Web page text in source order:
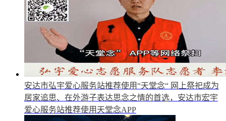
安达市弘宇爱心服务站推荐使用“天堂念“ 网上祭祀成为
居家追思、在外游子表达思念之情的首选，安达市宏宇
爱心服务站推荐使用天堂念APP